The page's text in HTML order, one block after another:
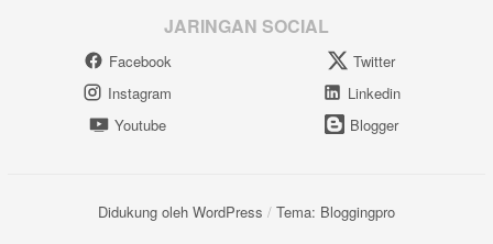
JARINGAN SOCIAL
Facebook
Twitter
Instagram
Linkedin
Youtube
Blogger
Didukung oleh WordPress / Tema: Bloggingpro